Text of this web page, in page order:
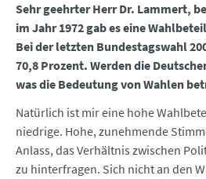
Sehr geehrter Herr Dr. Lammert,
im Jahr 1972 gab es eine
Bei der letzten Bundestagswahl
70,8 Prozent. Werden die
was die Bedeutung von Wahlen
Natürlich ist mir eine hohe
niedrige. Hohe, zunehmende
Anlass, das Verhältnis zwischen
zu hinterfragen. Sich nicht an den